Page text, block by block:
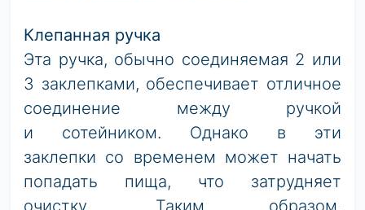
Клепанная ручка
Эта ручка, обычно соединяемая 2 или
3 заклепками, обеспечивает отличное
соединение между ручкой
и сотейником. Однако в эти
заклепки со временем может начать
попадать пища, что затрудняет
очистку. Таким образом,